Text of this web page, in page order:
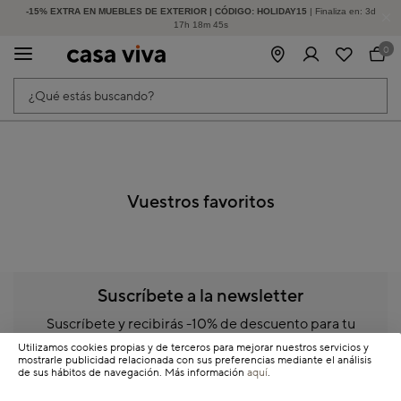
-15% EXTRA EN MUEBLES DE EXTERIOR | CÓDIGO: HOLIDAY15 | Finaliza en: 3d
17h 18m 45s
HASTA -60% DE DESCUENTO | SEGUNDAS REBAJAS
¿Qué estás buscando?
0
Vuestros favoritos
Suscríbete a la newsletter
Suscríbete y recibirás -10% de descuento para tu
primera compra
Utilizamos cookies propias y de terceros para mejorar nuestros servicios y
mostrarle publicidad relacionada con sus preferencias mediante el análisis
de sus hábitos de navegación. Más información aquí.